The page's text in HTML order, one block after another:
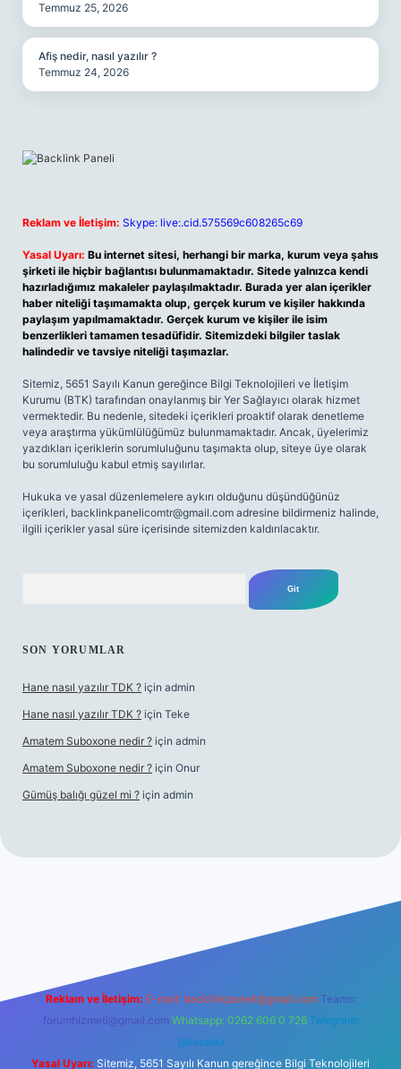
Temmuz 25, 2026
Afiş nedir, nasıl yazılır ?
Temmuz 24, 2026
Reklam ve İletişim: Skype: live:.cid.575569c608265c69
Yasal Uyarı: Bu internet sitesi, herhangi bir marka, kurum veya şahıs
şirketi ile hiçbir bağlantısı bulunmamaktadır. Sitede yalnızca kendi
hazırladığımız makaleler paylaşılmaktadır. Burada yer alan içerikler
haber niteliği taşımamakta olup, gerçek kurum ve kişiler hakkında
paylaşım yapılmamaktadır. Gerçek kurum ve kişiler ile isim
benzerlikleri tamamen tesadüfidir. Sitemizdeki bilgiler taslak
halindedir ve tavsiye niteliği taşımazlar.
Sitemiz, 5651 Sayılı Kanun gereğince Bilgi Teknolojileri ve İletişim
Kurumu (BTK) tarafından onaylanmış bir Yer Sağlayıcı olarak hizmet
vermektedir. Bu nedenle, sitedeki içerikleri proaktif olarak denetleme
veya araştırma yükümlülüğümüz bulunmamaktadır. Ancak, üyelerimiz
yazdıkları içeriklerin sorumluluğunu taşımakta olup, siteye üye olarak
bu sorumluluğu kabul etmiş sayılırlar.
Hukuka ve yasal düzenlemelere aykırı olduğunu düşündüğünüz
içerikleri, backlinkpanelicomtr@gmail.com adresine bildirmeniz halinde,
ilgili içerikler yasal süre içerisinde sitemizden kaldırılacaktır.
SON YORUMLAR
Hane nasıl yazılır TDK ? için admin
Hane nasıl yazılır TDK ? için Teke
Amatem Suboxone nedir ? için admin
Amatem Suboxone nedir ? için Onur
Gümüş balığı güzel mi ? için admin
Reklam ve İletişim: E-mail: backlinkpaneli@gmail.com Teams:
forumhizmeti@gmail.com Whatsapp: 0262 606 0 726 Telegram:
@karabul
Yasal Uyarı: Sitemiz, 5651 Sayılı Kanun gereğince Bilgi Teknolojileri